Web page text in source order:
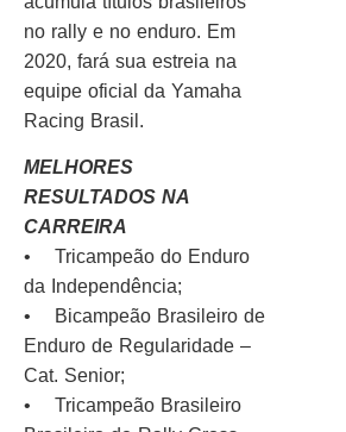
no rally e no enduro. Em
2020, fará sua estreia na
equipe oficial da Yamaha
Racing Brasil.
MELHORES
RESULTADOS NA
CARREIRA
• Tricampeão do Enduro
da Independência;
• Bicampeão Brasileiro de
Enduro de Regularidade –
Cat. Senior;
• Tricampeão Brasileiro